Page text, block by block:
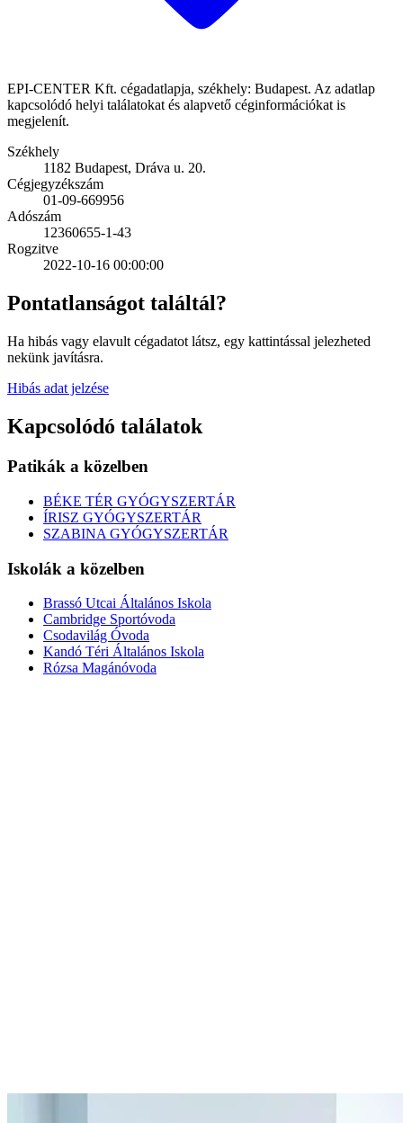
EPI-CENTER Kft. cégadatlapja, székhely: Budapest. Az adatlap
kapcsolódó helyi találatokat és alapvető céginformációkat is
megjelenít.
Székhely
1182 Budapest, Dráva u. 20.
Cégjegyzékszám
01-09-669956
Adószám
12360655-1-43
Rogzitve
2022-10-16 00:00:00
Pontatlanságot találtál?
Ha hibás vagy elavult cégadatot látsz, egy kattintással jelezheted
nekünk javításra.
Hibás adat jelzése
Kapcsolódó találatok
Patikák a közelben
BÉKE TÉR GYÓGYSZERTÁR
ÍRISZ GYÓGYSZERTÁR
SZABINA GYÓGYSZERTÁR
Iskolák a közelben
Brassó Utcai Általános Iskola
Cambridge Sportóvoda
Csodavilág Óvoda
Kandó Téri Általános Iskola
Rózsa Magánóvoda